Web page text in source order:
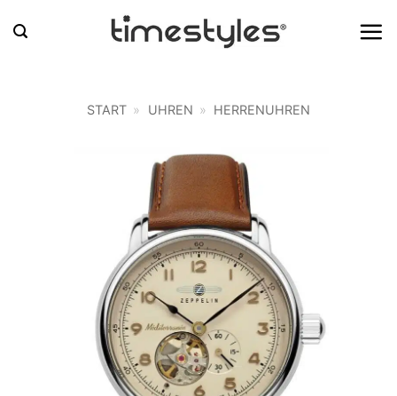
Inhalt
START » UHREN » HERRENUHREN